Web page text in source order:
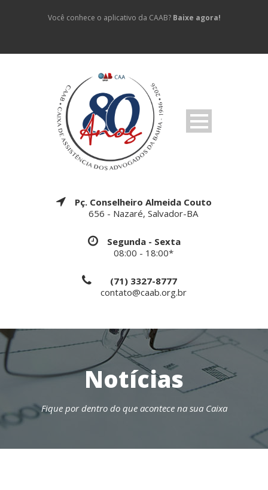
Você conhece o aplicativo da CAAB? Baixe agora!
Pç. Conselheiro Almeida Couto
656 - Nazaré, Salvador-BA
Segunda - Sexta
08:00 - 18:00*
(71) 3327-8777
contato@caab.org.br
Notícias
Fique por dentro do que acontece na sua Caixa